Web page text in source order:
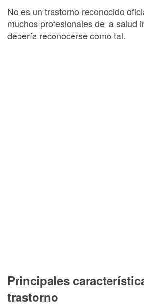
No es un trastorno reconocido
muchos profesionales de la salud
debería reconocerse como tal.
Principales
trastorno